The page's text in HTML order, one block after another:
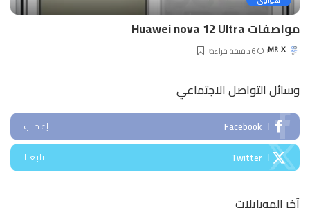
مواصفات Huawei nova 12 Ultra
Posted
MR X 6 دقيقة قراءة
وسائل التواصل الاجتماعي
Facebook إعجاب
Twitter تابعنا